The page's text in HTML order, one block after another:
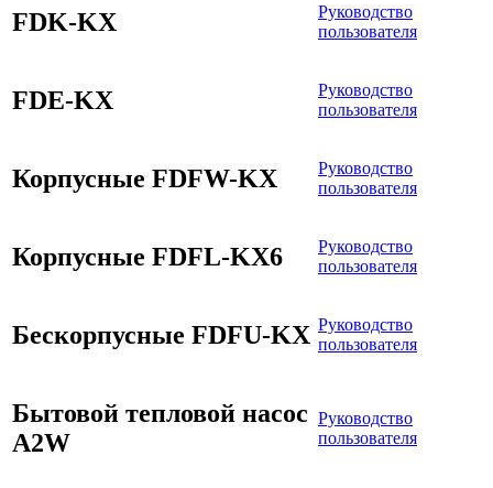
FDK-KX
Руководство
пользователя
FDE-KX
Руководство
пользователя
Корпусные FDFW-KX
Руководство
пользователя
Корпусные FDFL-KX6
Руководство
пользователя
Бескорпусные FDFU-KX Руководство
пользователя
Бытовой тепловой насос
A2W
Руководство
пользователя